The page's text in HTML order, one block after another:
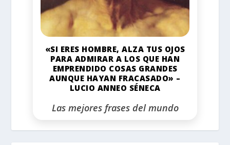
«SI ERES HOMBRE, ALZA TUS OJOS
PARA ADMIRAR A LOS QUE HAN
EMPRENDIDO COSAS GRANDES
AUNQUE HAYAN FRACASADO» –
LUCIO ANNEO SÉNECA
Las mejores frases del mundo